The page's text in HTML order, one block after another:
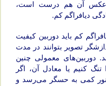
آن هم درست است،
دیافراگم کم.
کم باید دوربین کیفیت
تصویر بتوانند در مدت
دوربین‌های معمولی چنین
تنگ کنیم یا معادل آن، اگر
نور کمی به حسگر می‌رسد و